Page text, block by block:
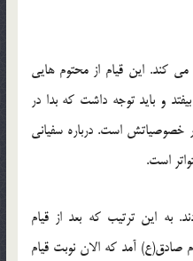
کند. این قیام از محتوم هایی
و باید توجه داشت که بدا در
خصوصیاتش است. درباره سفیانی
است.
به این ترتیب که بعد از قیام
صادق(ع) آمد که الان نوبت قیام